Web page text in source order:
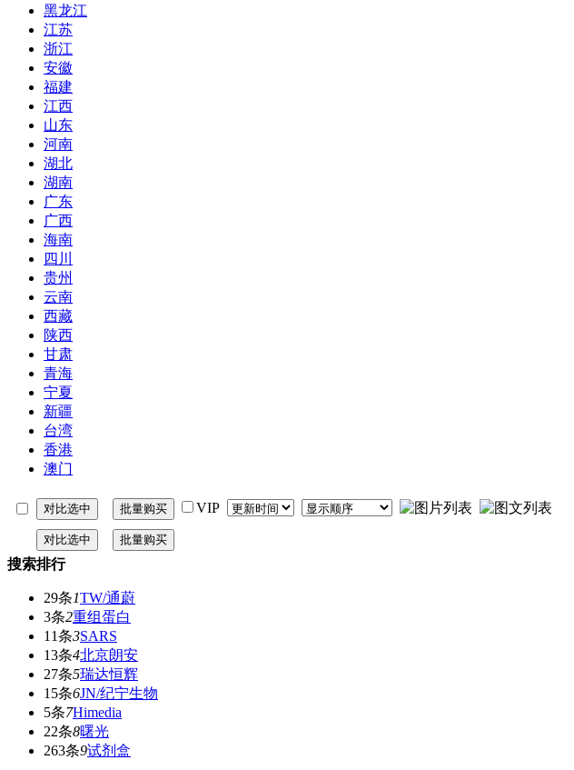
黑龙江
江苏
浙江
安徽
福建
江西
山东
河南
湖北
湖南
广东
广西
海南
四川
贵州
云南
西藏
陕西
甘肃
青海
宁夏
新疆
台湾
香港
澳门
VIP
搜索排行
29条1TW/通蔚
3条2重组蛋白
11条3SARS
13条4北京朗安
27条5瑞达恒辉
15条6JN/纪宁生物
5条7Himedia
22条8曙光
263条9试剂盒